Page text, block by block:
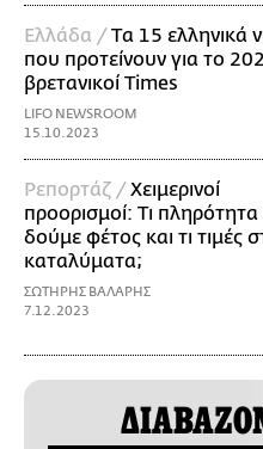
Ελλάδα /Tα 15 ελληνικά
που προτείνουν για το
βρετανικοί Times
LIFO NEWSROOM
15.10.2023
Ρεπορτάζ /Χειμερινοί
προορισμοί: Τι
δούμε φέτος και τι τιμές
καταλύματα;
ΣΩΤΗΡΗΣ ΒΑΛΑΡΗΣ
7.12.2023